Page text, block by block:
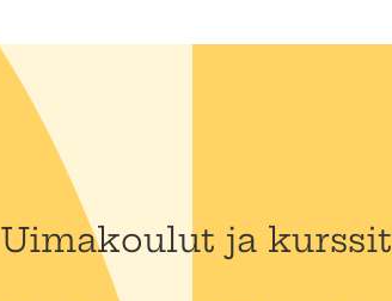
Uimakoulut ja kurssit